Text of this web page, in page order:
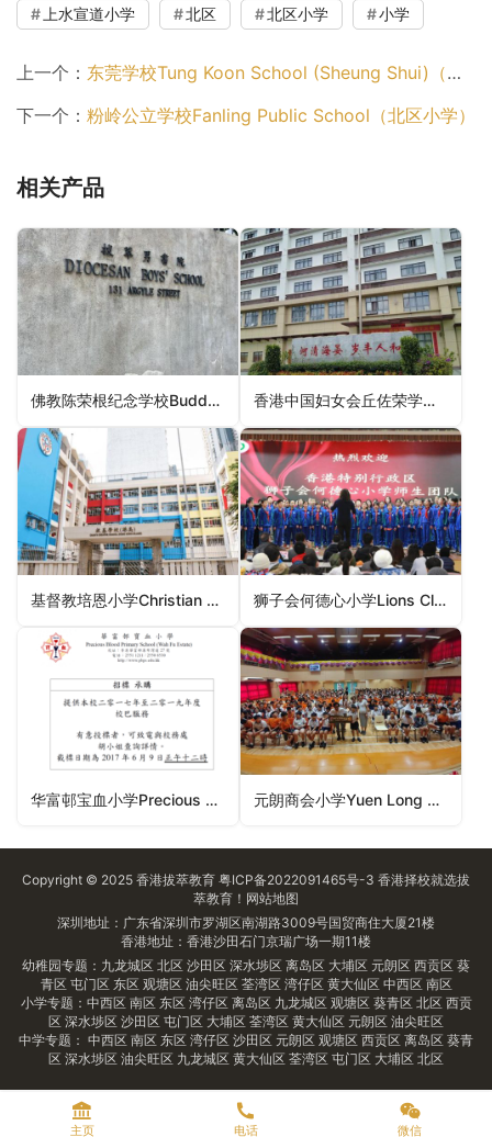
上水宣道小学
北区 北区小学 小学
上一个： 东莞学校Tung Koon School (Sheung Shui)（北区小学）
下一个： 粉岭公立学校Fanling Public School（北区小学）
相关产品
佛教陈荣根纪念学校Buddhist Chan Wing Kan Memorial School（元朗区小学） 香港中国妇女会丘佐荣学校The HKCWC Hioe Tjo Yoeng Primary School（东区小学）
基督教培恩小学Christian Pui Yan Primary School（元朗区小学） 狮子会何德心小学Lions Clubs International Ho Tak Sum Primary School（元朗区小学）
华富邨宝血小学Precious Blood Primary School (Wah Fu Estate)（南区小学） 元朗商会小学Yuen Long Merchants Association Primary School（元朗区小学）
Copyright © 2025 香港拔萃教育 粤ICP备2022091465号-3 香港择校就选拔
萃教育！ 网站地图
深圳地址：广东省深圳市罗湖区南湖路3009号国贸商住大厦21楼
香港地址：香港沙田石门京瑞广场一期11楼
幼稚园专题： 九龙城区 北区 沙田区 深水埗区 离岛区 大埔区 元朗区 西贡区 葵
青区 屯门区 东区 观塘区 油尖旺区 荃湾区 湾仔区 黄大仙区 中西区 南区
小学专题： 中西区 南区 东区 湾仔区 离岛区 九龙城区 观塘区 葵青区 北区 西贡
区 深水埗区 沙田区 屯门区 大埔区 荃湾区 黄大仙区 元朗区 油尖旺区
中学专题： 中西区 南区 东区 湾仔区 沙田区 元朗区 观塘区 西贡区 离岛区 葵青
区 深水埗区 油尖旺区 九龙城区 黄大仙区 荃湾区 屯门区 大埔区 北区
主页 电话 微信